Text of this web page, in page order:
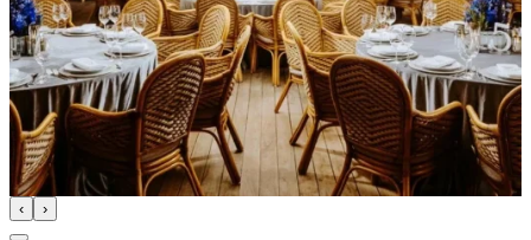
‹ ›